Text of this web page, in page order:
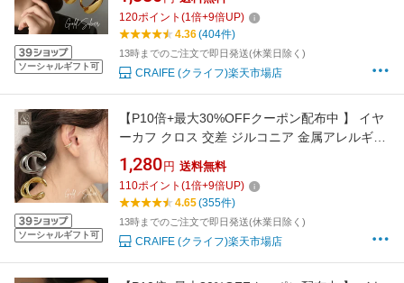
ソーシャルギフト可
ニッケルフリー レイヤード 大人 かわいい ジュ
エリー ゴールド シルバー 送料無料 プチプライ
ス高見え CRAIFE
120ポイント (1倍+9倍UP)
4.36(404件)
13時までのご注文で即日発送(休業日除く)
CRAIFE (クライフ)楽天市場店
ソーシャルギフト可
【P10倍+最大30%OFFクーポン配布中 】 イヤ
ーカフ クロス 交差 ジルコニア 金属アレルギー
対応 18K コーティング ニッケルフリー イヤー
カフス イヤカフ イヤリング 大人 ジュエリー ゴ
ールド シルバー 送料無料 プチプライス高見え
1,280 円 送料無料
110ポイント (1倍+9倍UP)
4.65(355件)
13時までのご注文で即日発送(休業日除く)
CRAIFE (クライフ)楽天市場店